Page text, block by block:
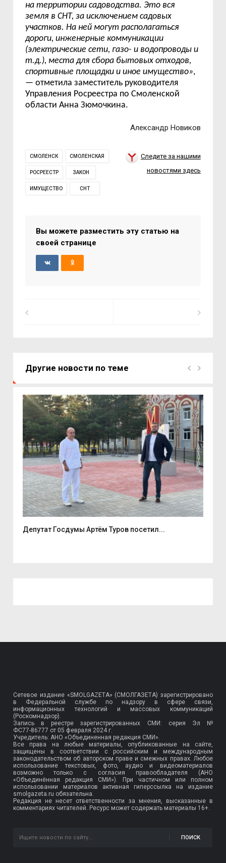
на территории садоводства. Это вся
земля в СНТ, за исключением садовых
участков. На ней могут располагаться
дороги, инженерные коммуникации
(электрические сети, газо- и водопроводы и
т.д.), места для сбора бытовых отходов,
спортивные площадки и иное имущество»,
— отметила заместитель руководителя
Управления Росреестра по Смоленской
области Анна Зюмочкина.
Александр Новиков
СМОЛЕНСК СМОЛЕНСКАЯ
РОСРЕЕСТР ЗАКОН
ИМУЩЕСТВО СНТ
Следите за нашими
новостями здесь
Вы можете разместить эту статью на
своей странице
Другие новости по теме
Депутат Госдумы Артём Туров посетил...
Сетевое издание «SMOLGAZETA» (СМОЛГАЗЕТА) зарегистрировано
в Федеральной службе по надзору в сфере связи,
информационных технологий и массовых коммуникаций
(Роскомнадзор).
Запись в реестре зарегистрированных СМИ: серия Эл №
ФС77-86777 от 05 февраля 2024 г.
Учредитель: АНО «Объединенная редакция СМИ».
Все права на любые материалы, опубликованные на сайте,
защищены в соответствии с российским и международным
законодательством об авторском праве и смежных правах. Любое
использование текстовых, фото, аудио и видеоматериалов
возможно только с согласия правообладателя (АНО
«Объединённая редакция СМИ»). При частичном или полном
использовании материалов активная гиперссылка на издание
smolgazeta.ru обязательна.
Редакция не несет ответственности за мнения, высказанные в
комментариях читателей. Ресурс может содержать материалы 16+.
ПОИСК